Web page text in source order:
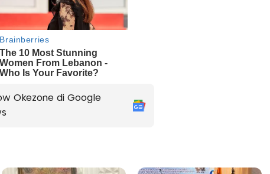
Okezone di Google